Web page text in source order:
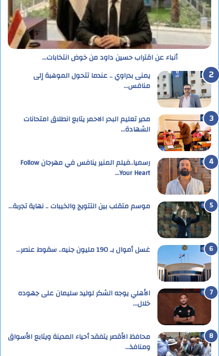
أنباء عن اقتراب حسين داود من خوض انتخابات…
يمنى بدراوي .. عندما تتحول الموهبة إلى
منافس…
مدير تعليم البحر الاحمر يتابع انطلاق امتحانات
الشهادة…
رسميا..فيلم المنير ينافس في مهرجان Follow
Your Heart…
موسم متقلب بين التتويج والخيبات .. نهاية تجربة…
غسل أموال بـ 190 مليون جنيه.. سقوط عنصر…
الأهلي يوجه الشكر لوليد سليمان على جهوده
خلال…
محافظ الأقصر يتفقد أحياء المدينة ويتابع الأسواق
ومنافذ…